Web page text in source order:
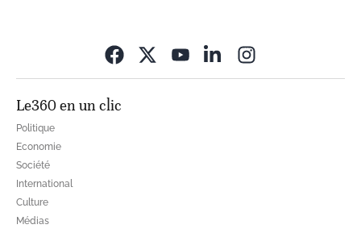
Le360 en un clic
Politique
Economie
Société
International
Culture
Médias